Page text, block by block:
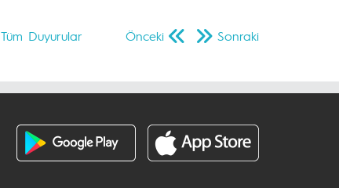
Önceki Sonraki
Tüm Duyurular